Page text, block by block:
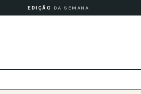
EDIÇÃO DA SEMANA